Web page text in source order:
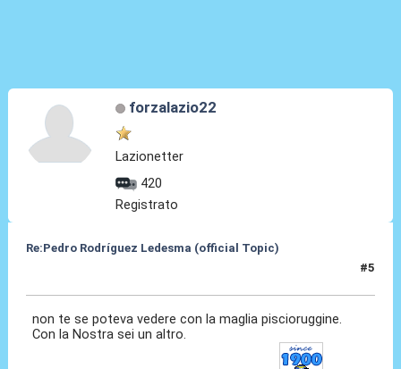
forzalazio22
Lazionetter
420
Registrato
Re:Pedro Rodríguez Ledesma (official Topic)
#5
non te se poteva vedere con la maglia piscioruggine.
Con la Nostra sei un altro.